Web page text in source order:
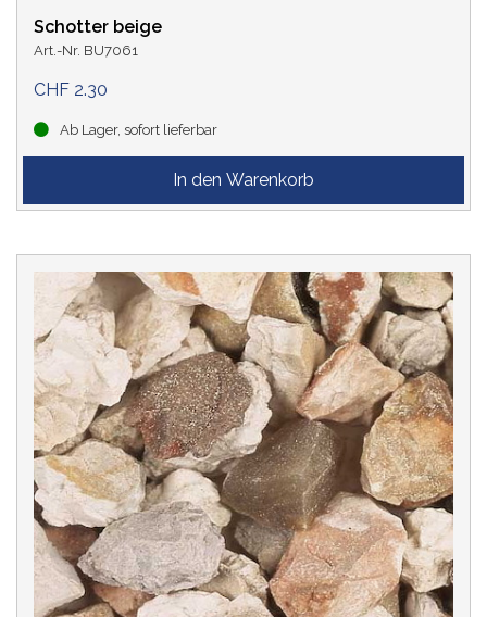
Schotter beige
Art.-Nr. BU7061
CHF 2.30
Ab Lager, sofort lieferbar